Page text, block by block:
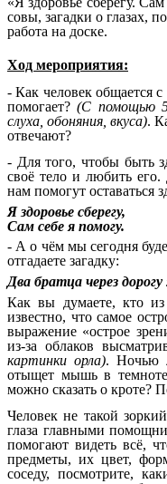
совы, загадки о глазах,
работа на доске.
Ход мероприятия:
- Как человек общается
помогает?(С помощью 5
слуха, обоняния, вкуса).
отвечают?
- Для того, чтобы быть
своё тело и любить его.
нам помогут оставаться
Я здоровье сберегу,
Сам себе я помогу.
- А о чём мы сегодня
отгадаете загадку:
Два братца через
Как вы думаете, кто
известно, что самое
выражение «острое
из-за облаков
картинки орла). Ночью
отыщет мышь в темноте
можно сказать о кроте?
Человек не такой
глаза главными
помогают видеть всё,
предметы, их цвет,
соседу, посмотрите,